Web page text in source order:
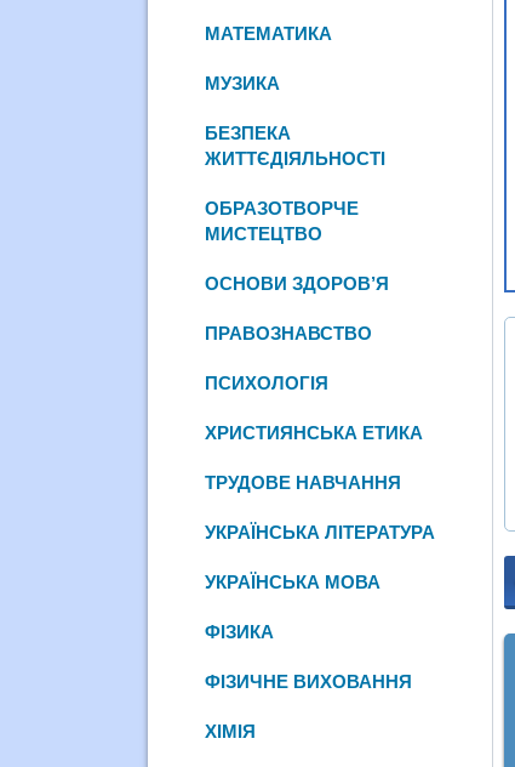
МАТЕМАТИКА
МУЗИКА
БЕЗПЕКА
ЖИТТЄДІЯЛЬНОСТІ
ОБРАЗОТВОРЧЕ
МИСТЕЦТВО
ОСНОВИ ЗДОРОВ’Я
ПРАВОЗНАВСТВО
ПСИХОЛОГІЯ
ХРИСТИЯНСЬКА ЕТИКА
ТРУДОВЕ НАВЧАННЯ
УКРАЇНСЬКА ЛІТЕРАТУРА
УКРАЇНСЬКА МОВА
ФІЗИКА
ФІЗИЧНЕ ВИХОВАННЯ
ХІМІЯ